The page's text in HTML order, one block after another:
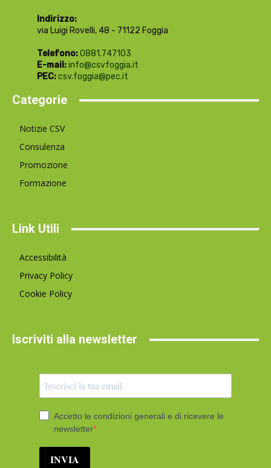
Indirizzo:
via Luigi Rovelli, 48 - 71122 Foggia
Telefono:0881.747103
E-mail:info@csvfoggia.it
PEC:csv.foggia@pec.it
Categorie
Notizie CSV
Consulenza
Promozione
Formazione
Link Utili
Accessibilità
Privacy Policy
Cookie Policy
Iscriviti alla newsletter